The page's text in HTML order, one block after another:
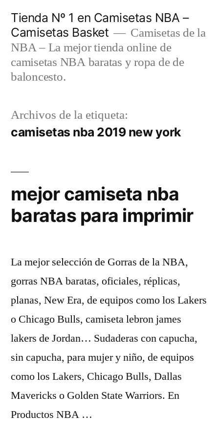
contenido
Tienda Nº 1 en Camisetas NBA –
Camisetas Basket
Camisetas de la
NBA – La mejor tienda online de
camisetas NBA baratas y ropa de de
baloncesto.
Archivos de la etiqueta:
camisetas nba 2019 new york
mejor camiseta nba
baratas para imprimir
La mejor selección de Gorras de la NBA,
gorras NBA baratas, oficiales, réplicas,
planas, New Era, de equipos como los Lakers
o Chicago Bulls, camiseta lebron james
lakers de Jordan… Sudaderas con capucha,
sin capucha, para mujer y niño, de equipos
como los Lakers, Chicago Bulls, Dallas
Mavericks o Golden State Warriors. En
Productos NBA …